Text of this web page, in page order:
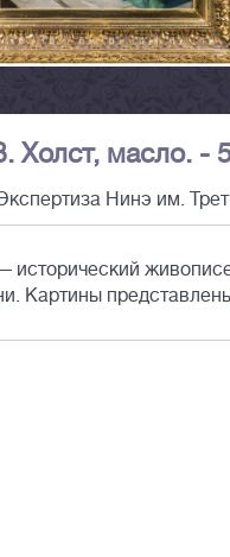
Холст, масло. -
Нинэ им.
Картины